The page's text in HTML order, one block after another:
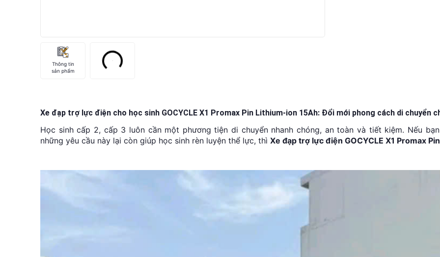
Thông tin
sản phẩm
Xe đạp trợ lực điện cho học sinh GOCYCLE X1 Promax Pin Lithium-ion 15Ah: Đổi mới phong cách di chuyển
Học sinh cấp 2, cấp 3 luôn cần một phương tiện di chuyển nhanh chóng, an toàn và tiết kiệm. Nếu
những yêu cầu này lại còn giúp học sinh rèn luyện thể lực, thì Xe đạp trợ lực điện GOCYCLE X1 Promax